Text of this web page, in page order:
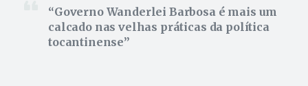
Governo Wanderlei Barbosa é mais um
calcado nas velhas práticas da política
tocantinense